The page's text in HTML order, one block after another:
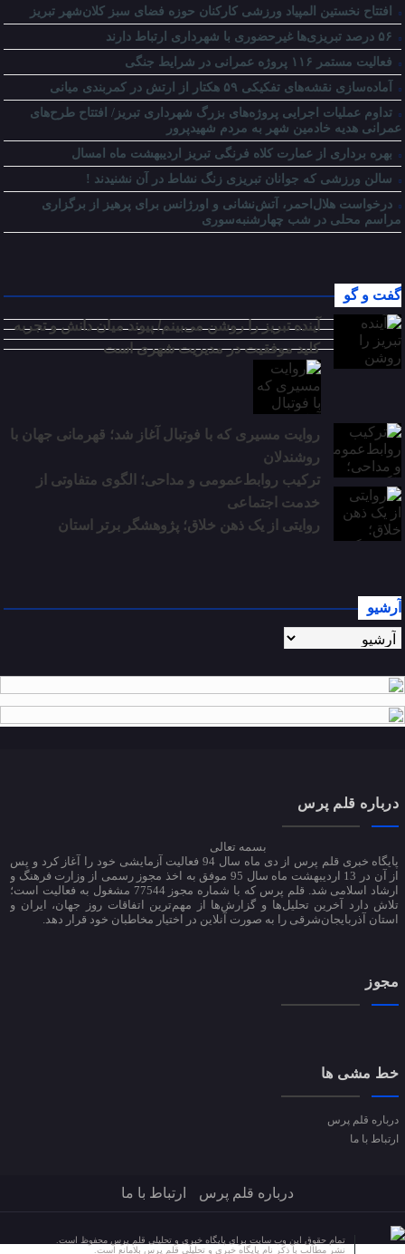
افتتاح نخستین المپیاد ورزشی کارکنان حوزه فضای سبز کلان‌شهر تبریز
فعالیت مستمر ۱۱۶ پروژه عمرانی در شرایط جنگی
آماده‌سازی نقشه‌های تفکیکی ۵۹ هکتار از ارتش در کمربندی میانی
تداوم عملیات اجرایی پروژه‌های بزرگ شهرداری تبریز/ افتتاح طرح‌های
عمرانی هدیه خادمین شهر به مردم شهیدپرور
بهره برداری از عمارت کلاه فرنگی تبریز اردیبهشت ماه امسال
سالن ورزشی که جوانان تبریزی زنگ نشاط در آن نشنیدند !
درخواست هلال‌احمر، آتش‌نشانی و اورژانس برای پرهیز از برگزاری
مراسم محلی در شب چهارشنبه‌سوری
گفت و گو
آینده تبریز را روشن می‌بینم/ پیوند میان دانش و تجربه
کلید موفقیت در مدیریت شهری است
روایت مسیری که با فوتبال آغاز شد؛ قهرمانی جهان با
روشندلان
ترکیب روابط‌عمومی و مداحی؛ الگوی متفاوتی از
خدمت اجتماعی
روایتی از یک ذهن خلاق؛ پژوهشگر برتر استان
آرشیو
درباره قلم پرس
بسمه تعالی
پایگاه خبری قلم پرس از دی ماه سال 94 فعالیت آزمایشی خود را آغاز کرد و پس
از آن در 13 اردیبهشت ماه سال 95 موفق به اخذ مجوز رسمی از وزارت فرهنگ و
ارشاد اسلامی شد. قلم پرس که با شماره مجوز 77544 مشغول به فعالیت است؛
تلاش دارد آخرین تحلیل‌ها و گزارش‌ها از مهم‌ترین اتفاقات روز جهان، ایران و
استان آذربایجان‌شرقی را به صورت آنلاین در اختیار مخاطبان خود قرار دهد.
مجوز
خط مشی ها
درباره قلم پرس
ارتباط با ما
درباره قلم پرس ارتباط با ما
تمام حقوق این وب سایت برای پایگاه خبری و تحلیلی قلم پرس محفوظ است.
نشر مطالب با ذکر نام پایگاه خبری و تحلیلی قلم پرس بلامانع است.